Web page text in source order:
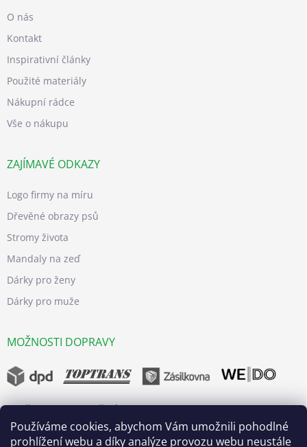
Používáme cookies, abychom Vám umožnili pohodlné
prohlížení webu a díky analýze provozu webu neustále
O nás
Kontakt
Inspirativní články
Použité materiály
Nákupní rádce
Vše o nákupu
ZAJÍMAVÉ ODKAZY
Logo firmy na míru
Dřevěné obrazy psů
Stromy života
Mandaly na zeď
Dárky pro ženy
Dárky pro muže
MOŽNOSTI DOPRAVY